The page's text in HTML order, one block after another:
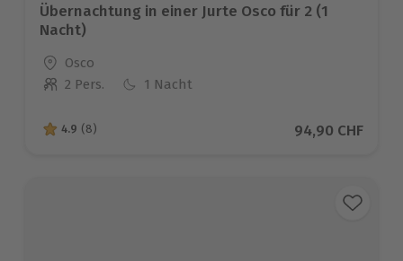
Übernachtung in einer Jurte Osco für 2 (1
Nacht)
Standort
Osco
Anzahl der Teilnehmer
2 Pers. 1 Nacht
4.9 von 5 Sternen basierend auf 8 Bewertungen
4.9 (8) Aktueller Preis
94,90 CHF